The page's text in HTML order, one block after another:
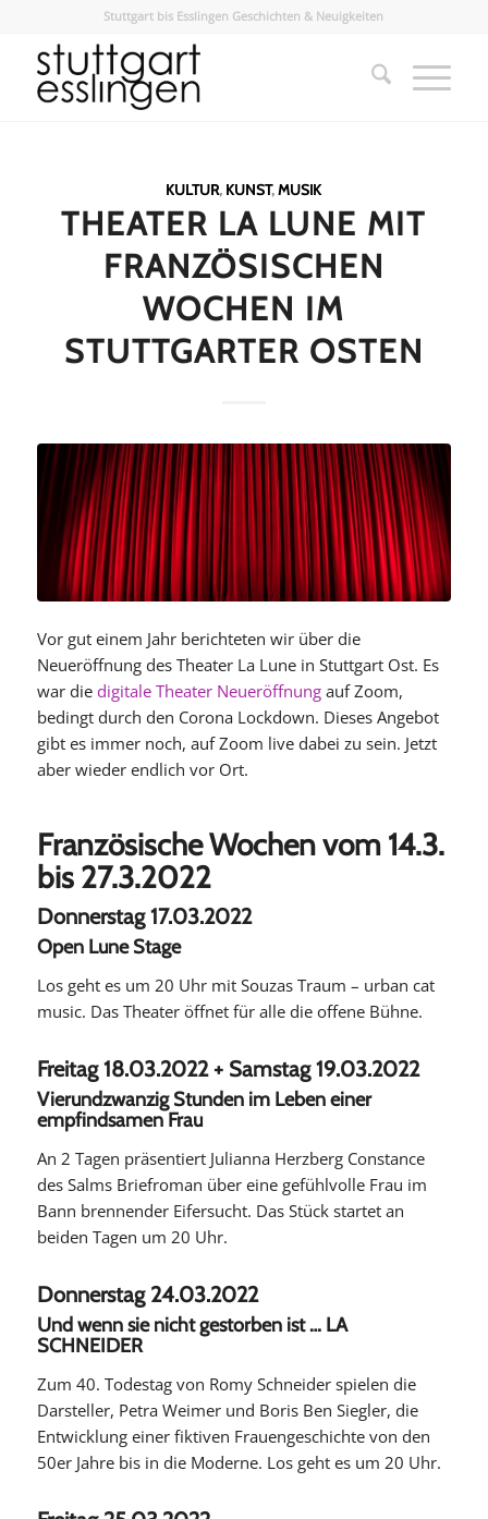
Stuttgart bis Esslingen Geschichten & Neuigkeiten
KULTUR, KUNST,MUSIK
THEATER LA LUNE MIT
FRANZÖSISCHEN
WOCHEN IM
STUTTGARTER OSTEN
Vor gut einem Jahr berichteten wir über die
Neueröffnung des Theater La Lune in Stuttgart Ost. Es
war die digitale Theater Neueröffnungauf Zoom,
bedingt durch den Corona Lockdown. Dieses Angebot
gibt es immer noch, auf Zoom live dabei zu sein. Jetzt
aber wieder endlich vor Ort.
Französische Wochen vom 14.3.
bis 27.3.2022
Donnerstag 17.03.2022
Open Lune Stage
Los geht es um 20 Uhr mit Souzas Traum – urban cat
music. Das Theater öffnet für alle die offene Bühne.
Freitag 18.03.2022 + Samstag 19.03.2022
Vierundzwanzig Stunden im Leben einer
empfindsamen Frau
An 2 Tagen präsentiert Julianna Herzberg Constance
des Salms Briefroman über eine gefühlvolle Frau im
Bann brennender Eifersucht. Das Stück startet an
beiden Tagen um 20 Uhr.
Donnerstag 24.03.2022
Und wenn sie nicht gestorben ist … LA
SCHNEIDER
Zum 40. Todestag von Romy Schneider spielen die
Darsteller, Petra Weimer und Boris Ben Siegler, die
Entwicklung einer fiktiven Frauengeschichte von den
50er Jahre bis in die Moderne. Los geht es um 20 Uhr.